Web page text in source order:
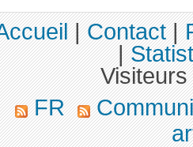
|Contact|
|
FR